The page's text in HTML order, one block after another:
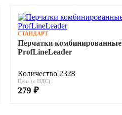
СТАНДАРТ
Перчатки комбинированные
ProfLineLeader
Количество 2328
Цена (с НДС):
279 ₽